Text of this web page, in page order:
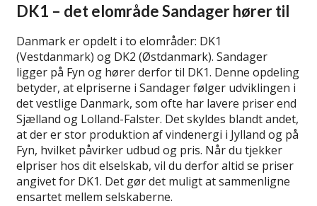
DK1 – det elområde Sandager hører til
Danmark er opdelt i to elområder: DK1
(Vestdanmark) og DK2 (Østdanmark). Sandager
ligger på Fyn og hører derfor til DK1. Denne opdeling
betyder, at elpriserne i Sandager følger udviklingen i
det vestlige Danmark, som ofte har lavere priser end
Sjælland og Lolland-Falster. Det skyldes blandt andet,
at der er stor produktion af vindenergi i Jylland og på
Fyn, hvilket påvirker udbud og pris. Når du tjekker
elpriser hos dit elselskab, vil du derfor altid se priser
angivet for DK1. Det gør det muligt at sammenligne
ensartet mellem selskaberne.